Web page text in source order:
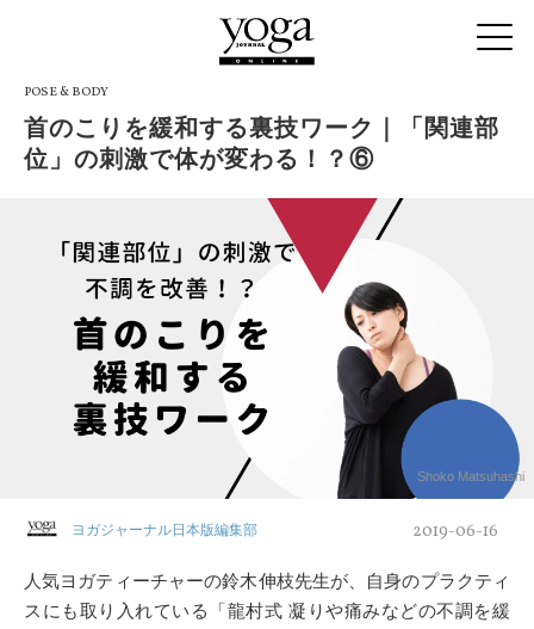
POSE & BODY
首のこりを緩和する裏技ワーク｜「関連部
位」の刺激で体が変わる！？⑥
Shoko Matsuhashi
ヨガジャーナル日本版編集部 2019-06-16
人気ヨガティーチャーの鈴木伸枝先生が、自身のプラクティ
スにも取り入れている「龍村式 凝りや痛みなどの不調を緩